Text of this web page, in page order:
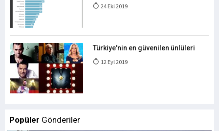
24 Eki 2019
Türkiye'nin en güvenilen ünlüleri
12 Eyl 2019
Popüler Gönderiler